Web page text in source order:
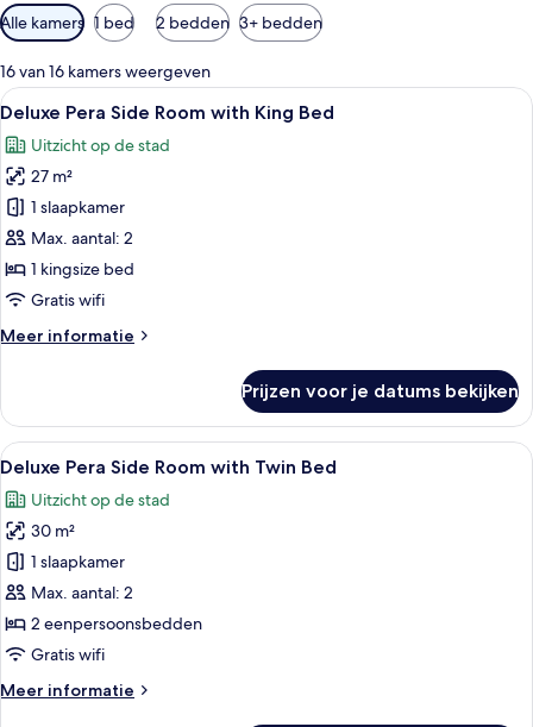
Beschikbare
filters
voor
kamers
Alle kamers 1 bed 2 bedden 3+ bedden
16 van 16 kamers weergeven
Alle
foto's
voor
Deluxe
Pera
Side
Room
with
Bed
Een hotelkamer met een groot bed,
5
Deluxe Pera Side Room with King Bed
Uitzicht op de stad
27 m²
1 slaapkamer
Max. aantal: 2
1 kingsize bed
Gratis wifi
Meer informatie
Meer
Pera
Side
Room
King
Bed
Prijzen voor je datums bekijken
Alle
foto's
voor
Deluxe
Pera
Side
Room
with
Bed
Een hotelkamer met twee bedden,
9
Deluxe Pera Side Room with Twin Bed
Uitzicht op de stad
30 m²
1 slaapkamer
Max. aantal: 2
2 eenpersoonsbedden
Gratis wifi
Meer informatie
Meer